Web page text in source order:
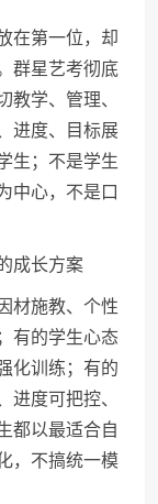
在第一位，却
群星艺考彻底
教学、管理、
进度、目标展
生；不是学生
中心，不是口
成长方案
材施教、个性
有的学生心态
化训练；有的
进度可把控、
都以最适合自
，不搞统一模